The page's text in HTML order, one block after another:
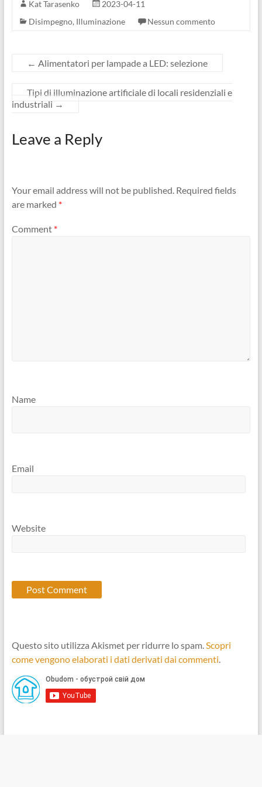
Kat Tarasenko
2023-04-11
Disimpegno, Illuminazione Nessun commento
← Alimentatori per lampade a LED: selezione
Tipi di illuminazione artificiale di locali residenziali e
industriali →
Leave a Reply
Your email address will not be published. Required fields
are marked *
Comment *
Name
Email
Website
Questo sito utilizza Akismet per ridurre lo spam.Scopri
come vengono elaborati i dati derivati dai commenti.